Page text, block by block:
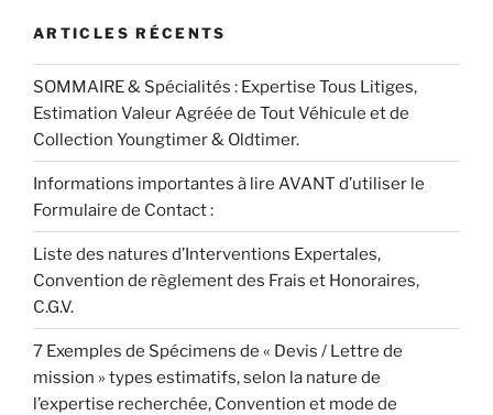
ARTICLES RÉCENTS
SOMMAIRE & Spécialités : Expertise Tous Litiges,
Estimation Valeur Agréée de Tout Véhicule et de
Collection Youngtimer & Oldtimer.
Informations importantes à lire AVANT d’utiliser le
Formulaire de Contact :
Liste des natures d’Interventions Expertales,
Convention de règlement des Frais et Honoraires,
C.G.V.
7 Exemples de Spécimens de « Devis / Lettre de
mission » types estimatifs, selon la nature de
l’expertise recherchée, Convention et mode de